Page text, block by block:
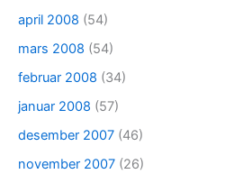
april 2008 (54)
mars 2008 (54)
februar 2008 (34)
januar 2008 (57)
desember 2007 (46)
november 2007 (26)